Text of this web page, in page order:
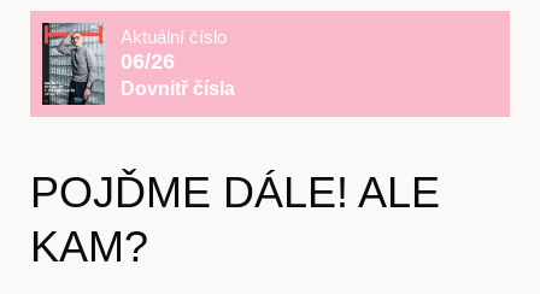
Aktuální číslo
06/26
Dovnitř čísla
POJĎME DÁLE! ALE
KAM?